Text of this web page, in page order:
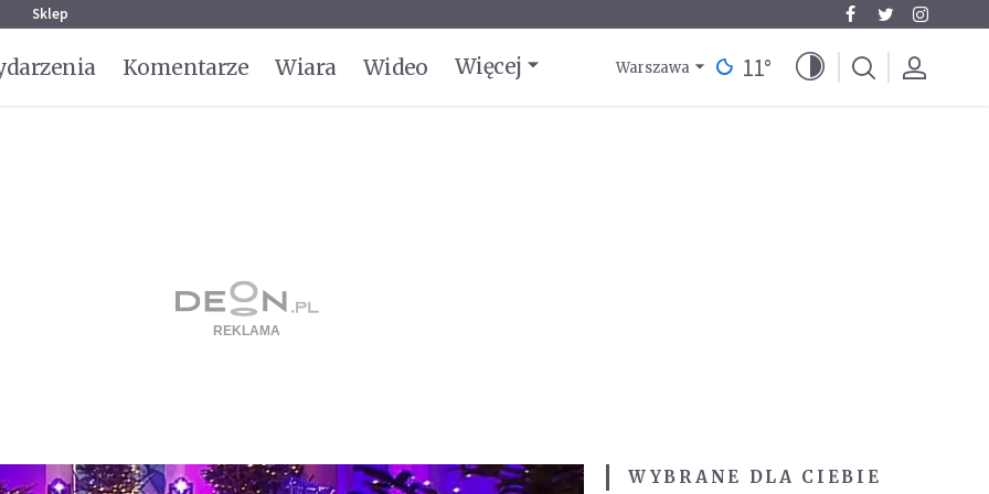
Sklep
Komentarze Wiara Wideo Więcej Warszawa 11°
WYBRANE DLA CIEBIE